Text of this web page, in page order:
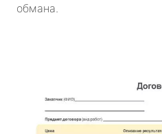
метро Пролетарская
метро Маяковская
обмана.